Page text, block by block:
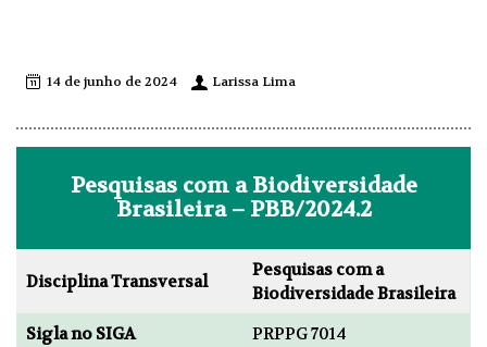
14 de junho de 2024 Larissa Lima
Pesquisas com a Biodiversidade
Brasileira – PBB/2024.2
Disciplina Transversal
Pesquisas com a
Biodiversidade Brasileira
Sigla no SIGA
PRPPG 7014